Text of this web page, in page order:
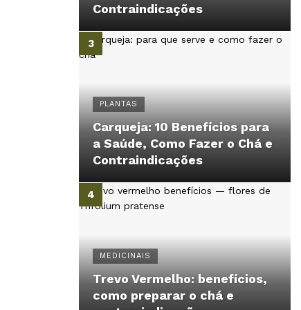
Contraindicações
PLANTAS
Carqueja: 10 Benefícios para
a Saúde, Como Fazer o Chá e
Contraindicações
MEDICINAIS
Trevo Vermelho: benefícios,
como preparar o chá e